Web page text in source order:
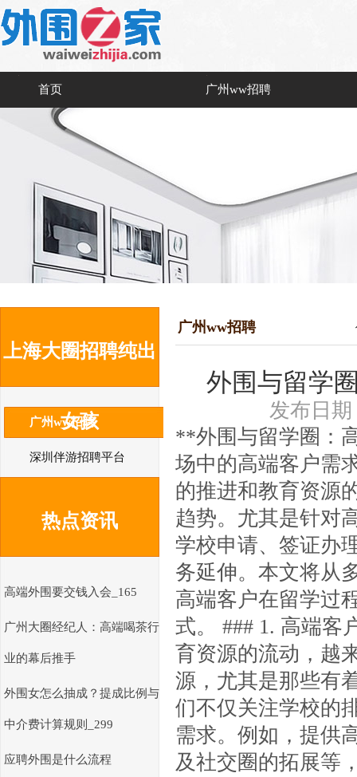
首页 广州ww招聘
上海大圈招聘纯出
女孩
广州ww招聘
深圳伴游招聘平台
热点资讯
高端外围要交钱入会_165
广州大圈经纪人：高端喝茶行
业的幕后推手
外围女怎么抽成？提成比例与
中介费计算规则_299
应聘外围是什么流程
广州ww招聘
外围与留学
发布日
**外围与留学圈：
场中的高端客户需
的推进和教育资源
趋势。尤其是针对
学校申请、签证办
务延伸。本文将从
高端客户在留学过
式。 ### 1. 高端客
育资源的流动，越
源，尤其是那些有
们不仅关注学校的
需求。例如，提供
及社交圈的拓展等